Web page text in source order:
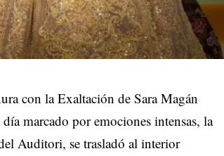
con la Exaltación de Sara Magán
marcado por emociones intensas, la
Auditori, se trasladó al interior